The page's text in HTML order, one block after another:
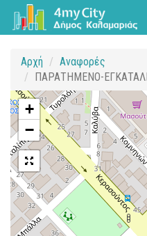
Αρχή
Αναφορές
ΠΑΡΑΤΗΜΕΝΟ-
+
−